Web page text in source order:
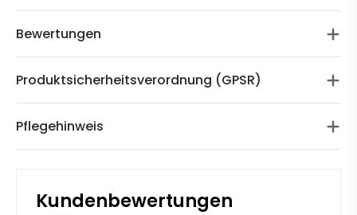
Bewertungen
Produktsicherheitsverordnung (GPSR)
Pflegehinweis
Kundenbewertungen